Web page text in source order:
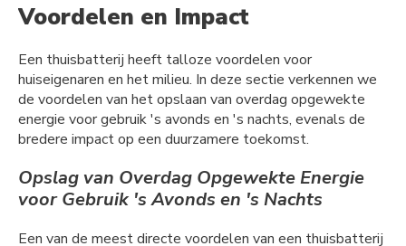
Voordelen en Impact
Een thuisbatterij heeft talloze voordelen voor
huiseigenaren en het milieu. In deze sectie verkennen we
de voordelen van het opslaan van overdag opgewekte
energie voor gebruik 's avonds en 's nachts, evenals de
bredere impact op een duurzamere toekomst.
Opslag van Overdag Opgewekte Energie
voor Gebruik 's Avonds en 's Nachts
Een van de meest directe voordelen van een thuisbatterij